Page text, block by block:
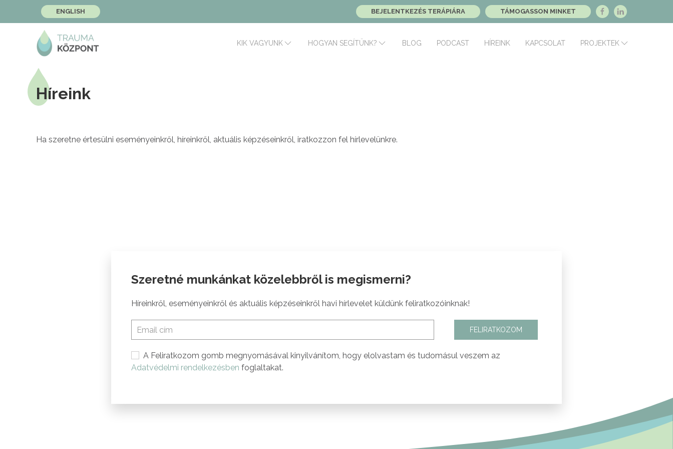
ENGLISH BEJELENTKEZÉS TERÁPIÁRA TÁMOGASSON MINKET
KIK VAGYUNK HOGYAN SEGÍTÜNK? BLOG PODCAST HÍREINK KAPCSOLAT PROJEKTEK
Híreink
Ha szeretne értesülni eseményeinkről, híreinkről, aktuális képzéseinkről, iratkozzon fel hírlevelünkre.
Szeretné munkánkat közelebbről is megismerni?
Híreinkről, eseményeinkről és aktuális képzéseinkről havi hírlevelet küldünk feliratkozóinknak!
FELIRATKOZOM
A Feliratkozom gomb megnyomásával kinyilvánítom, hogy elolvastam és tudomásul veszem az
Adatvédelmi rendelkezésben foglaltakat.